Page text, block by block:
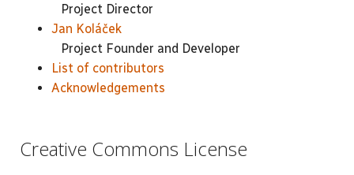
Project Director
Jan Koláček
Project Founder and Developer
List of contributors
Acknowledgements
Creative Commons License